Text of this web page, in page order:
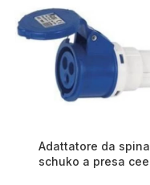
Adattatore da spina
schuko a presa cee